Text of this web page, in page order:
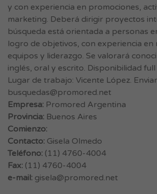
y con experiencia en promociones,
marketing. Deberá dirigir proyectos
búsqueda está orientada a personas
logro de objetivos, con experiencia en
equipos y liderazgo. Se valorará
inglés, oral y escrito. Disponibilidad full
Lugar de trabajo: Vicente López.
busquedas@promored.net
Empresa: Promored Argentina
Provincia: Buenos Aires
Comienzo:
Contacto: Gisela Olmedo
Teléfono: (11) 4760-4004
Fax: (11) 4760-4004
e-mail: gisela@promored.net